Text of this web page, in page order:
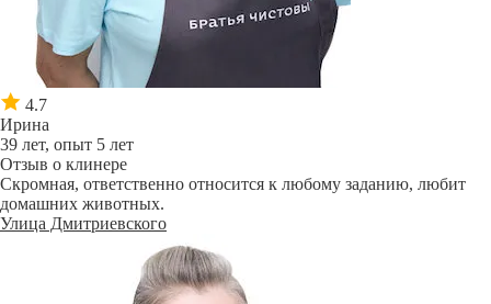
4.7
Ирина
39 лет, опыт 5 лет
Отзыв о клинере
Скромная, ответственно относится к любому заданию, любит
домашних животных.
Улица Дмитриевского